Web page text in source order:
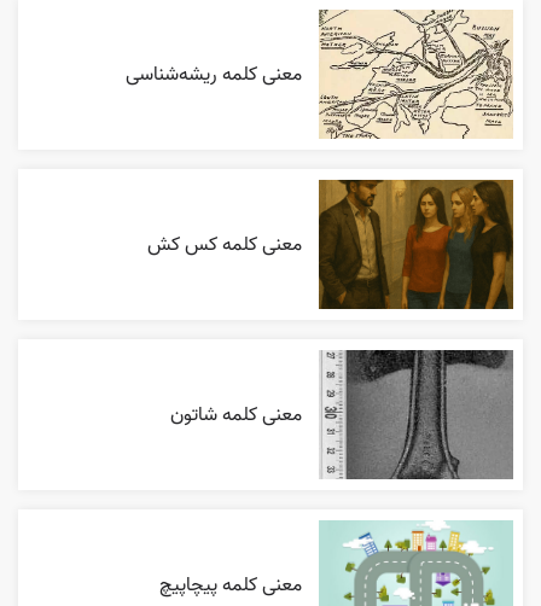
معنی کلمه ریشه‌شناسی
معنی کلمه کس کش
معنی کلمه شاتون
معنی کلمه پیچاپیچ